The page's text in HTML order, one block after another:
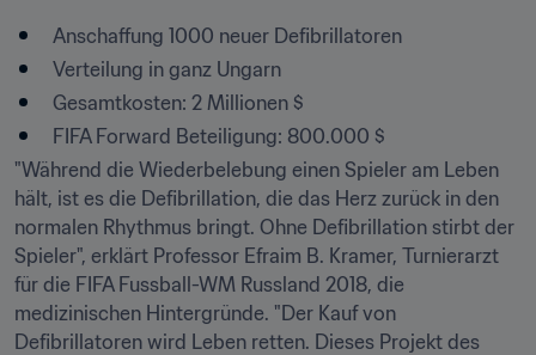
Anschaffung 1000 neuer Defibrillatoren
Verteilung in ganz Ungarn
Gesamtkosten: 2 Millionen $
FIFA Forward Beteiligung: 800.000 $
"Während die Wiederbelebung einen Spieler am Leben
hält, ist es die Defibrillation, die das Herz zurück in den
normalen Rhythmus bringt. Ohne Defibrillation stirbt der
Spieler", erklärt Professor Efraim B. Kramer, Turnierarzt
für die FIFA Fussball-WM Russland 2018, die
medizinischen Hintergründe. "Der Kauf von
Defibrillatoren wird Leben retten. Dieses Projekt des